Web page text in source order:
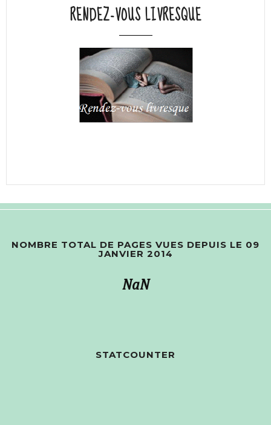
RENDEZ-VOUS LIVRESQUE
NOMBRE TOTAL DE PAGES VUES DEPUIS LE 09
JANVIER 2014
NaN
STATCOUNTER